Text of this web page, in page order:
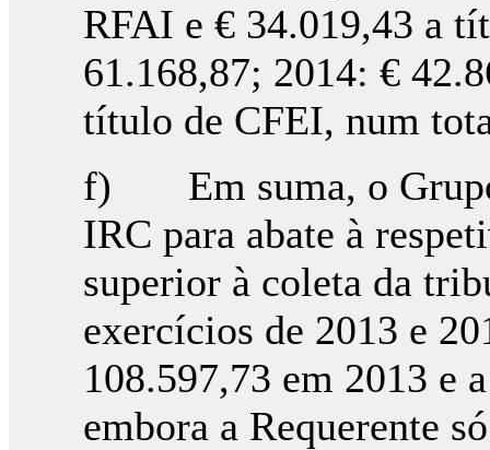
RFAI e € 34.019,43 a
61.168,87; 2014: €
título de CFEI, num
f) Em suma, o Grupo
IRC para abate à
superior à coleta da
exercícios de 2013 e
108.597,73 em 2013 e
embora a Requerente